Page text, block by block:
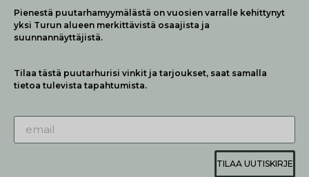
Pienestä puutarhamyymälästä on vuosien varralle kehittynyt
yksi Turun alueen merkittävistä osaajista ja
suunnannäyttäjistä.
Tilaa tästä puutarhurisi vinkit ja tarjoukset, saat samalla
tietoa tulevista tapahtumista.
TILAA UUTISKIRJE